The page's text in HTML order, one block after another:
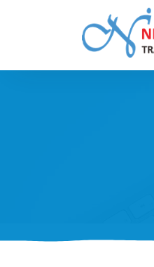
Training